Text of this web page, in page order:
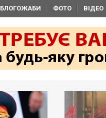
БЛОГОЖАБИ ФОТО ВІДЕО